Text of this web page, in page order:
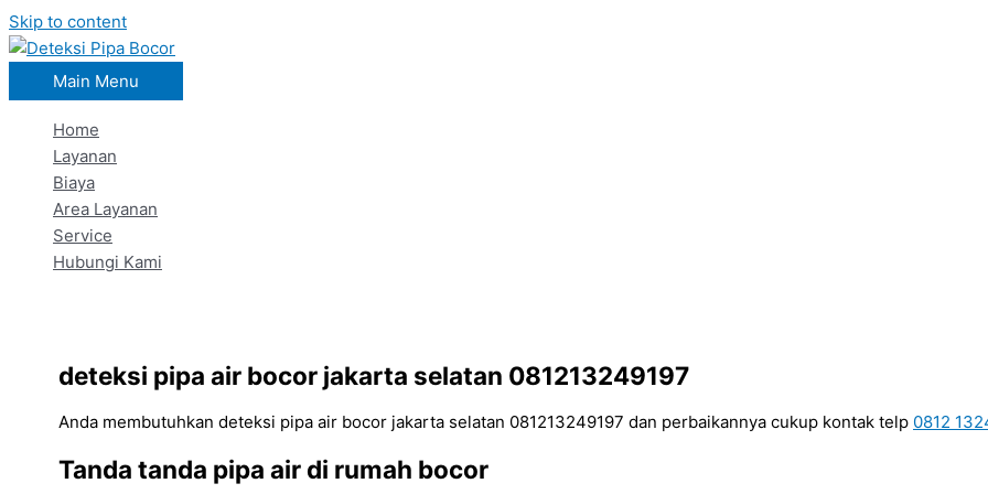
Skip to content
Main Menu
Home
Layanan
Biaya
Area Layanan
Service
Hubungi Kami
deteksi pipa air bocor jakarta selatan 081213249197
Anda membutuhkan deteksi pipa air bocor jakarta selatan 081213249197 dan perbaikannya cukup kontak telp 0812
Tanda tanda pipa air di rumah bocor